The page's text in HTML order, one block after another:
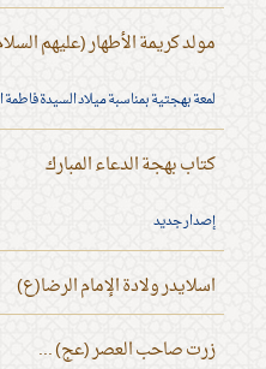
مولد كريمة الأطهار (عليهم
لمعة بهجتية بمناسبة ميلاد السيدة
كتاب بهجة الدعاء المبارك
إصدار جديد
اسلايدر ولادة الإمام الرضا(ع)
زرت صاحب العصر (عج) ...